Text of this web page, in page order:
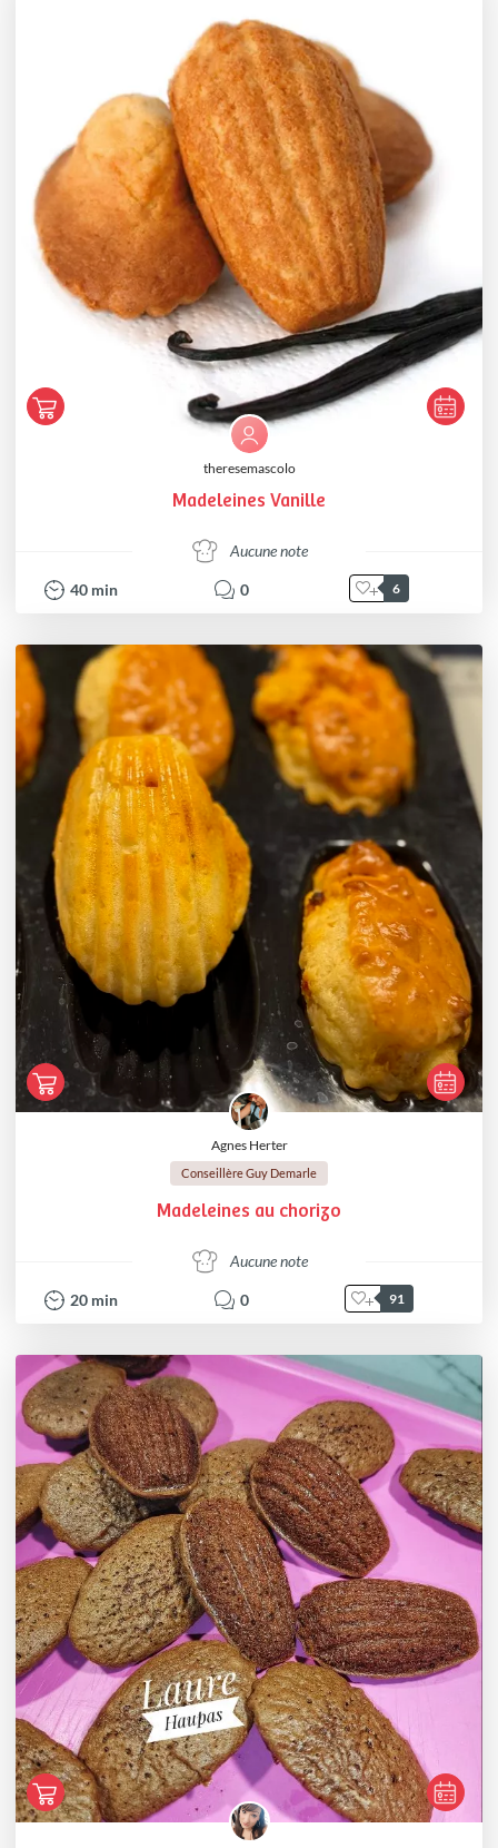
theresemascolo
Madeleines Vanille
Aucune note
40 min 0 6
Agnes Herter
Conseillère Guy Demarle
Madeleines au chorizo
Aucune note
20 min 0 91